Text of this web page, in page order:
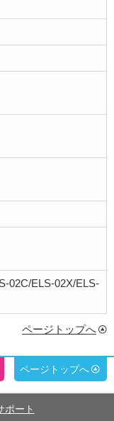
02C/ELS-02X/ELS-
ページトップへ
ページトップへ
ポート